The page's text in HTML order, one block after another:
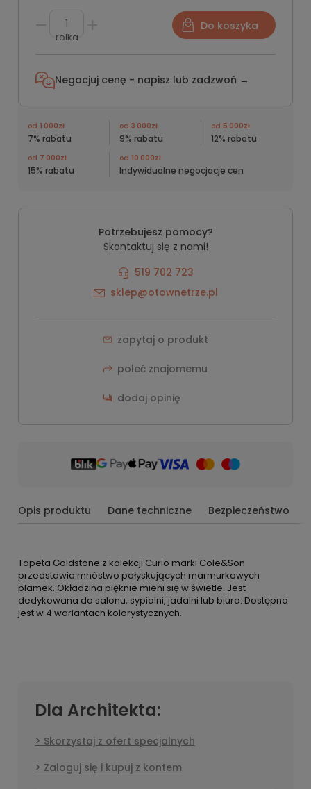
rolka
Do koszyka
Negocjuj cenę - napisz lub zadzwoń →
od 1 000zł
7% rabatu
od 3 000zł
9% rabatu
od 5 000zł
12% rabatu
od 7 000zł
15% rabatu
od 10 000zł
Indywidualne negocjacje cen
Potrzebujesz pomocy?
Skontaktuj się z nami!
519 702 723
sklep@otownetrze.pl
zapytaj o produkt
poleć znajomemu
dodaj opinię
Opis produktu Dane techniczne Bezpieczeństwo
Tapeta Goldstone z kolekcji Curio marki Cole&Son
przedstawia mnóstwo połyskujących marmurkowych
plamek. Okładzina pięknie mieni się w świetle. Jest
dedykowana do salonu, sypialni, jadalni lub biura. Dostępna
jest w 4 wariantach kolorystycznych.
Dla Architekta:
Skorzystaj z ofert specjalnych
Zaloguj się i kupuj z kontem